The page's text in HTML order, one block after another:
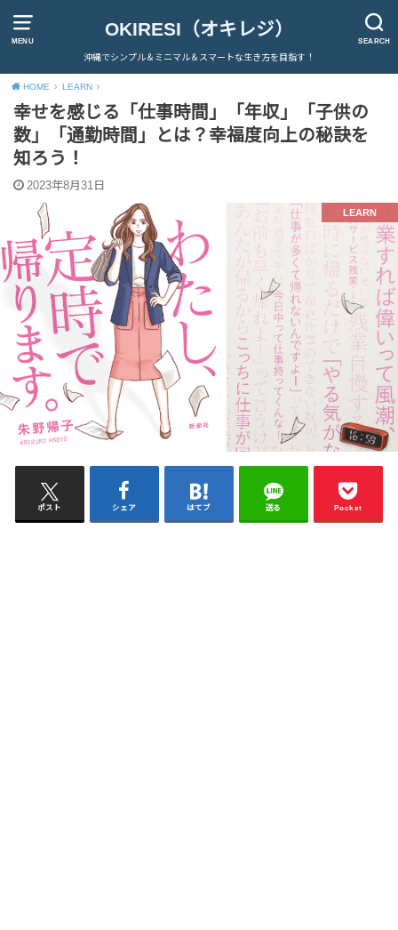
MENU SEARCH
OKIRESI（オキレジ）
沖縄でシンプル＆ミニマル＆スマートな生き方を目指す！
HOME LEARN
幸せを感じる「仕事時間」「年収」「子供の
数」「通勤時間」とは？幸福度向上の秘訣を
知ろう！
2023年8月31日
LEARN
ポスト シェア はてブ 送る Pocket